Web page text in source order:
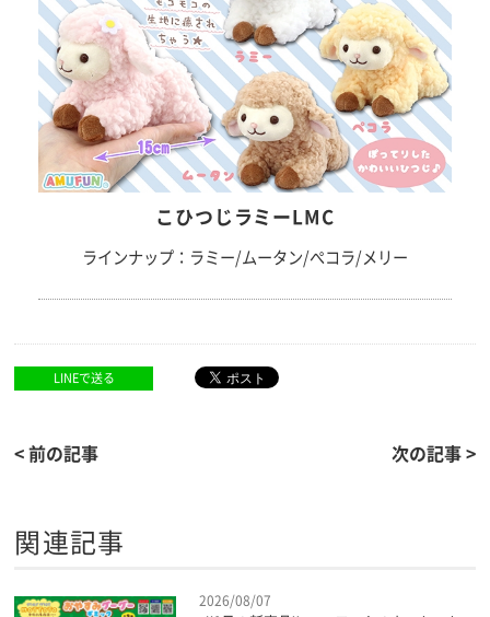
こひつじラミーLMC
ラインナップ：ラミー/ムータン/ぺコラ/メリー
LINEで送る
< 前の記事 次の記事 >
関連記事
2026/08/07